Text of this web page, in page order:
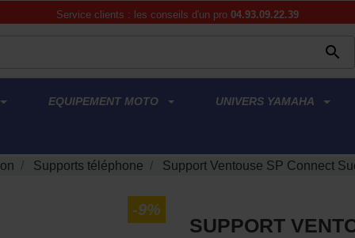
Service clients : les conseils d'un pro 04.93.09.22.39

EQUIPEMENT MOTO UNIVERS YAMAHA
Supports téléphone Support Ventouse SP Connect
-9%
SUPPORT